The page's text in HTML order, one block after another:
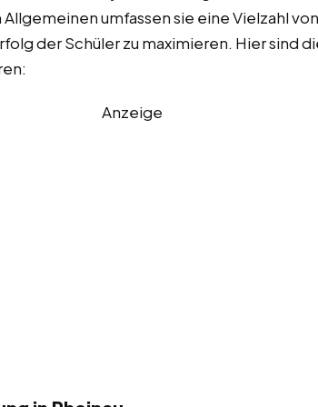
umfassen sie eine Vielzahl
der Schüler zu maximieren. Hier sind
Anzeige